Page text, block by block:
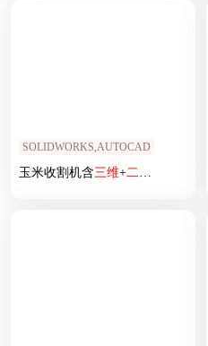
SOLIDWORKS,AUTOCAD
玉米收割机含三维+二维